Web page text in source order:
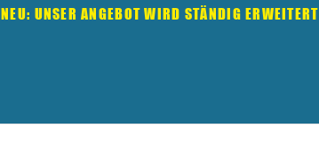
NEU: UNSER ANGEBOT WIRD STÄNDIG ERWEITERT